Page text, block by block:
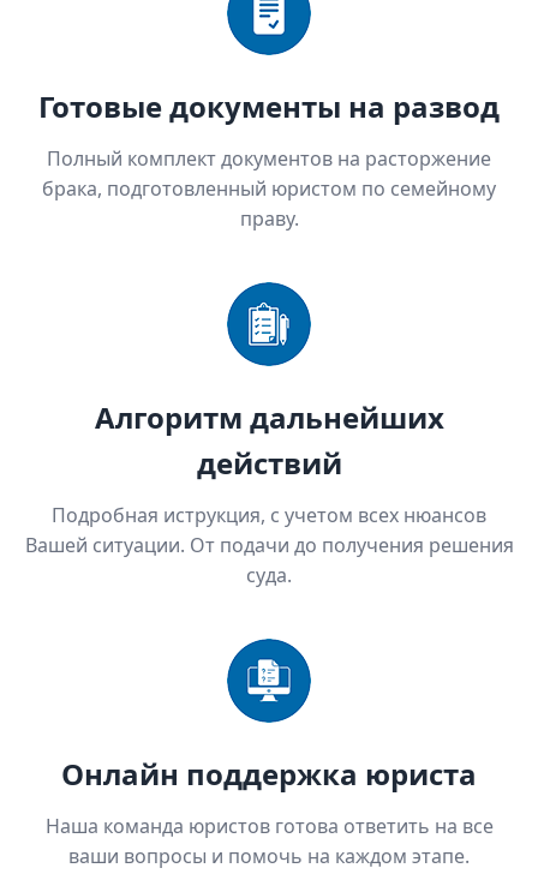
Готовые документы на развод
Полный комплект документов на расторжение
брака, подготовленный юристом по семейному
праву.
Алгоритм дальнейших
действий
Подробная иструкция, с учетом всех нюансов
Вашей ситуации. От подачи до получения решения
суда.
Онлайн поддержка юриста
Наша команда юристов готова ответить на все
ваши вопросы и помочь на каждом этапе.